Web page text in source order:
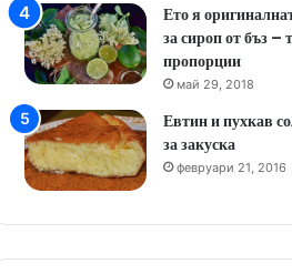
Ето я
за сироп от бъз –
пропорции
май 29, 2018
Евтин и пухкав
за закуска
февруари 21, 2016